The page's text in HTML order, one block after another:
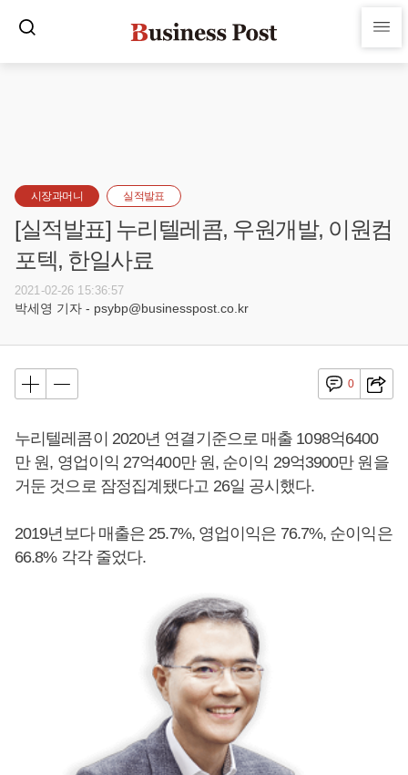
시장과머니 실적발표
[실적발표] 누리텔레콤, 우원개발, 이원컴
포텍, 한일사료
2021-02-26 15:36:57
박세영 기자 - psybp@businesspost.co.kr
0
누리텔레콤이 2020년 연결기준으로 매출 1098억6400
만 원, 영업이익 27억400만 원, 순이익 29억3900만 원을
거둔 것으로 잠정집계됐다고 26일 공시했다.
2019년보다 매출은 25.7%, 영업이익은 76.7%, 순이익은
66.8% 각각 줄었다.